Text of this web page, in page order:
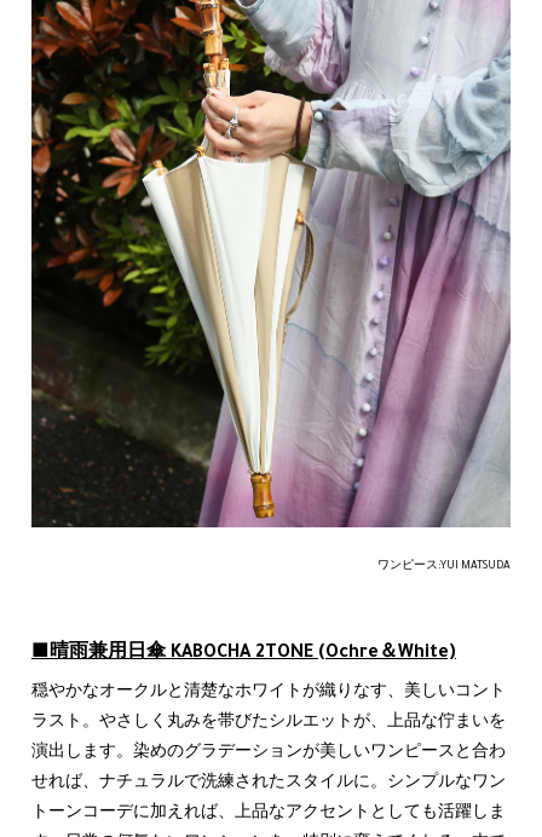
ワンピース:YUI MATSUDA
■晴雨兼用日傘 KABOCHA 2TONE (Ochre＆White)
穏やかなオークルと清楚なホワイトが織りなす、美しいコント
ラスト。やさしく丸みを帯びたシルエットが、上品な佇まいを
演出します。染めのグラデーションが美しいワンピースと合わ
せれば、ナチュラルで洗練されたスタイルに。シンプルなワン
トーンコーデに加えれば、上品なアクセントとしても活躍しま